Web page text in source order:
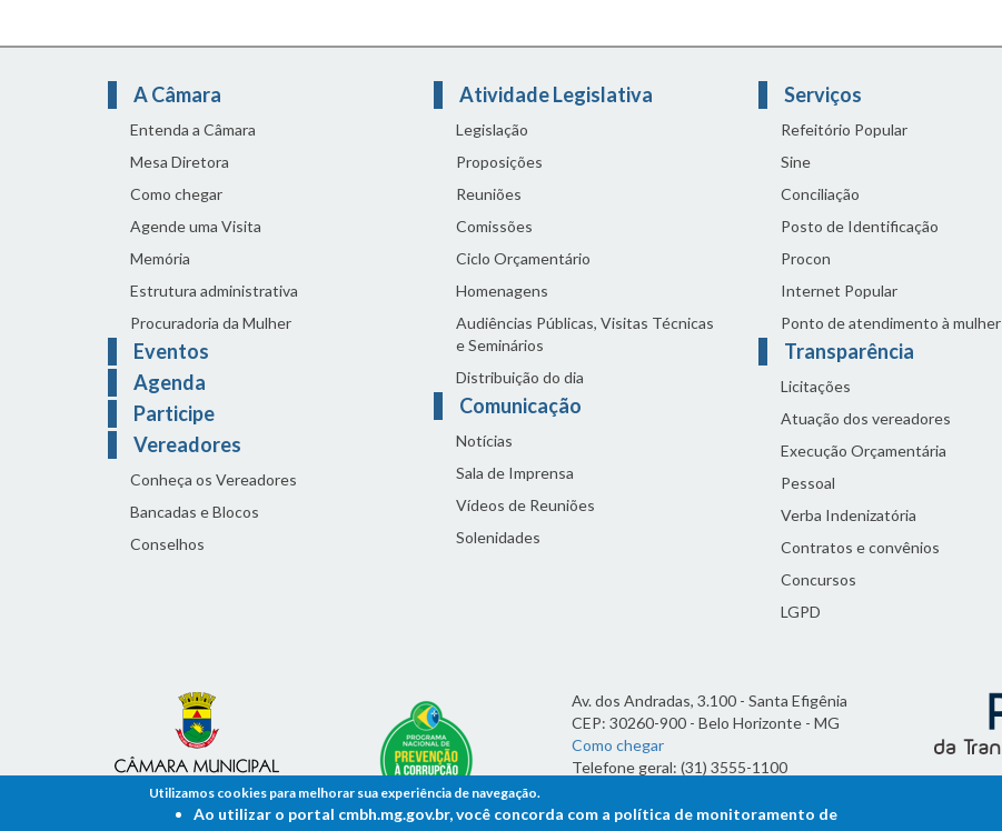
A Câmara
Entenda a Câmara
Mesa Diretora
Como chegar
Agende uma Visita
Memória
Estrutura administrativa
Procuradoria da Mulher
Eventos
Agenda
Participe
Vereadores
Conheça os Vereadores
Bancadas e Blocos
Conselhos
Atividade Legislativa
Legislação
Proposições
Reuniões
Comissões
Ciclo Orçamentário
Homenagens
Audiências Públicas, Visitas Técnicas
e Seminários
Distribuição do dia
Comunicação
Notícias
Sala de Imprensa
Vídeos de Reuniões
Solenidades
Serviços
Refeitório Popular
Sine
Conciliação
Posto de Identificação
Procon
Internet Popular
Ponto de atendimento à mulher
Transparência
Licitações
Atuação dos vereadores
Execução Orçamentária
Pessoal
Verba Indenizatória
Contratos e convênios
Concursos
LGPD
Av. dos Andradas, 3.100 - Santa Efigênia
CEP: 30260-900 - Belo Horizonte - MG
Como chegar
Telefone geral: (31) 3555-1100
7h às 19h
Utilizamos cookies para melhorar sua experiência de navegação.
Ao utilizar o portal cmbh.mg.gov.br, você concorda com a política de monitoramento de